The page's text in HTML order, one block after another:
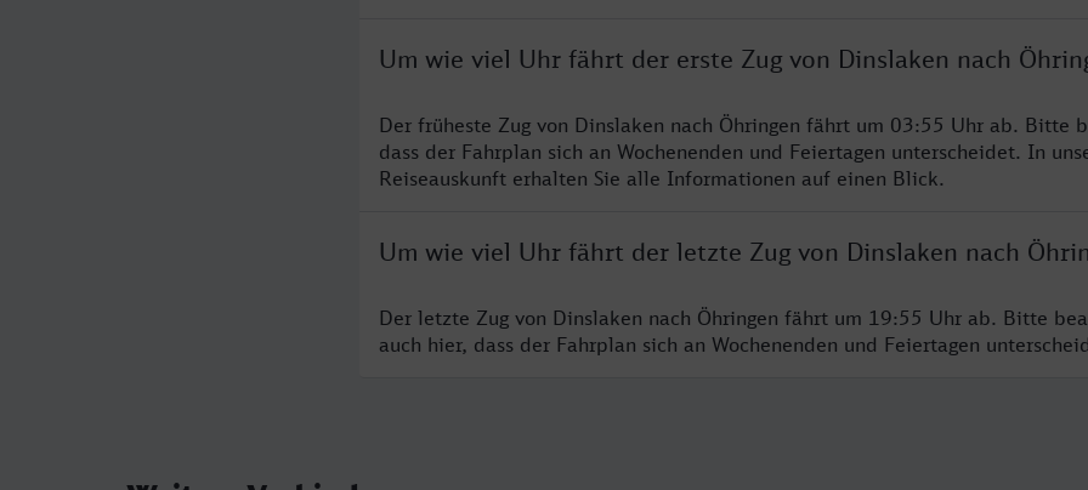
Um wie viel Uhr fährt der erste Zug von Dinslaken nach
Der früheste Zug von Dinslaken nach Öhringen fährt um 03:55 Uhr ab. Bitte
dass der Fahrplan sich an Wochenenden und Feiertagen unterscheidet. In
Reiseauskunft erhalten Sie alle Informationen auf einen Blick.
Um wie viel Uhr fährt der letzte Zug von Dinslaken nach
Der letzte Zug von Dinslaken nach Öhringen fährt um 19:55 Uhr ab. Bitte
auch hier, dass der Fahrplan sich an Wochenenden und Feiertagen